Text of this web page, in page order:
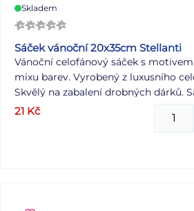
Skladem
Sáček vánoční 20x35cm Stellanti
Vánoční celofánový sáček s
mixu barev. Vyrobený z luxusního
Skvělý na zabalení drobných dárků.
vázací stuhou a tím ho dozdobit.
Rozměr: 200 x 350 mm Barva:
21 Kč